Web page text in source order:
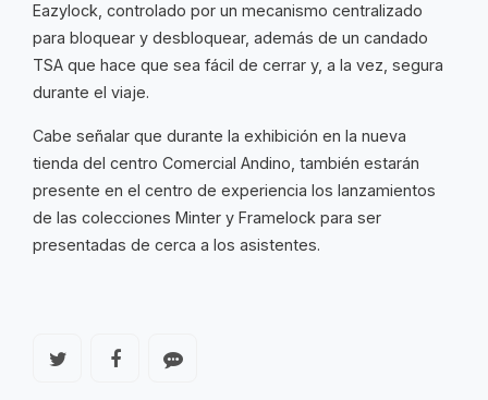
Eazylock, controlado por un mecanismo centralizado
para bloquear y desbloquear, además de un candado
TSA que hace que sea fácil de cerrar y, a la vez, segura
durante el viaje.
Cabe señalar que durante la exhibición en la nueva
tienda del centro Comercial Andino, también estarán
presente en el centro de experiencia los lanzamientos
de las colecciones Minter y Framelock para ser
presentadas de cerca a los asistentes.